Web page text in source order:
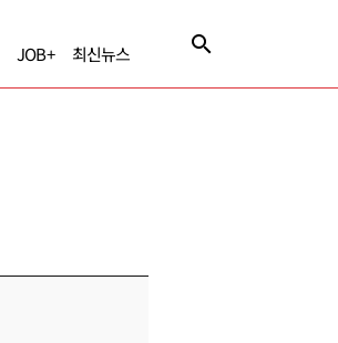
JOB+ 최신뉴스